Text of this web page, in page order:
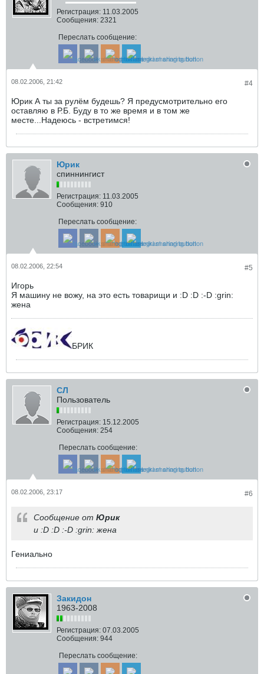
Регистрация: 11.03.2005
Сообщения: 2321
Переслать сообщение:
#4
08.02.2006, 21:42
Юрик А ты за рулём будешь? Я предусмотрительно его
оставляю в Р.Б. Буду в то же время и в том же
месте...Надеюсь - встретимся!
Юрик
спиннингист
Регистрация: 11.03.2005
Сообщения: 910
Переслать сообщение:
#5
08.02.2006, 22:54
Игорь
Я машину не вожу, на это есть товарищи и :D :D :-D :grin:
жена
БРИК
СЛ
Пользователь
Регистрация: 15.12.2005
Сообщения: 254
Переслать сообщение:
#6
08.02.2006, 23:17
Сообщение от Юрик
и :D :D :-D :grin: жена
Гениально
Закидон
1963-2008
Регистрация: 07.03.2005
Сообщения: 944
Переслать сообщение: